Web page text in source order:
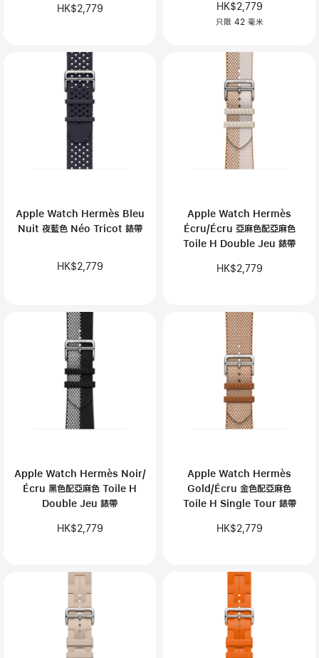
HK$2,779 HK$2,779
只限 42 毫米
Apple Watch Hermès Bleu
Nuit 夜藍色 Néo Tricot 錶帶
HK$2,779
Apple Watch Hermès
Écru/Écru 亞麻色配亞麻色
Toile H Double Jeu 錶帶
HK$2,779
Apple Watch Hermès Noir/
Écru 黑色配亞麻色 Toile H
Double Jeu 錶帶
HK$2,779
Apple Watch Hermès
Gold/Écru 金色配亞麻色
Toile H Single Tour 錶帶
HK$2,779